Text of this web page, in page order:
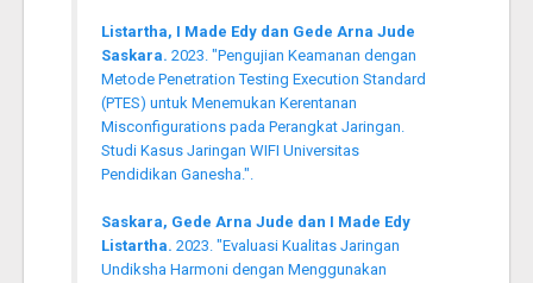
Listartha, I Made Edy dan Gede Arna Jude
Saskara. 2023. "Pengujian Keamanan dengan
Metode Penetration Testing Execution Standard
(PTES) untuk Menemukan Kerentanan
Misconfigurations pada Perangkat Jaringan.
Studi Kasus Jaringan WIFI Universitas
Pendidikan Ganesha.".
Saskara, Gede Arna Jude dan I Made Edy
Listartha. 2023. "Evaluasi Kualitas Jaringan
Undiksha Harmoni dengan Menggunakan